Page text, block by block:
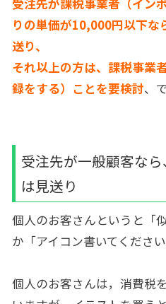
受注先が課税事業者（イン
りの単価が10,000円以下な
送り、
それ以上の方は、課税事業
録をする）ことを要検討、
受注先が一般顧客な
は見送り
個人のお客さんというと「
か「アイコン書いてくださ
個人のお客さんは，消費税